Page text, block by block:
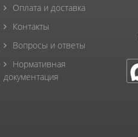
Оплата и доставка
Контакты
Вопросы и ответы
Нормативная
документация